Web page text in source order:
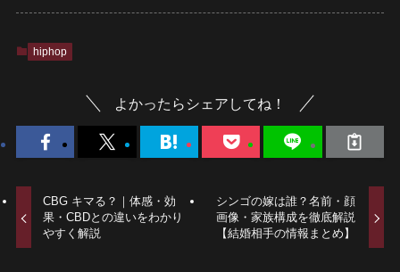
hiphop
よかったらシェアしてね！
CBG キマる？｜体感・効
果・CBDとの違いをわかり
やすく解説
シンゴの嫁は誰？名前・顔
画像・家族構成を徹底解説
【結婚相手の情報まとめ】